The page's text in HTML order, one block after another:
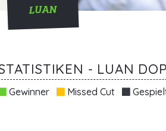
LUAN
- LUAN
Gewinner Missed Cut